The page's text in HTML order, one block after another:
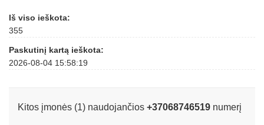
Iš viso ieškota:
355
Paskutinį kartą ieškota:
2026-08-04 15:58:19
Kitos įmonės (1) naudojančios +37068746519 numerį